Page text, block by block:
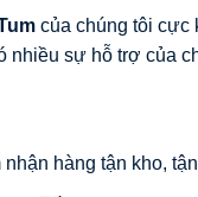
của chúng tôi cực
nhiều sự hỗ trợ của
hàng tận kho,